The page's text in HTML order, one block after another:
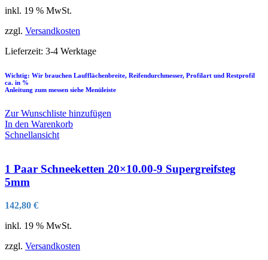
inkl. 19 % MwSt.
zzgl. Versandkosten
Lieferzeit: 3-4 Werktage
Wichtig: Wir brauchen Laufflächenbreite, Reifendurchmesser, Profilart und Restprofil
ca. in %
Anleitung zum messen siehe Menüleiste
Zur Wunschliste hinzufügen
In den Warenkorb
Schnellansicht
1 Paar Schneeketten 20×10.00-9 Supergreifsteg
5mm
142,80 €
inkl. 19 % MwSt.
zzgl. Versandkosten